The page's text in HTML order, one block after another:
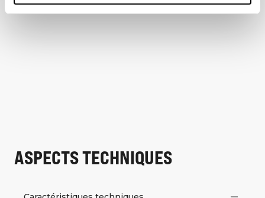
ASPECTS TECHNIQUES